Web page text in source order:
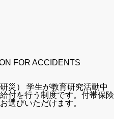
FOR ACCIDENTS
災）
学生が教育研究活動中
付を行う制度です。付帯保険
選びいただけます。